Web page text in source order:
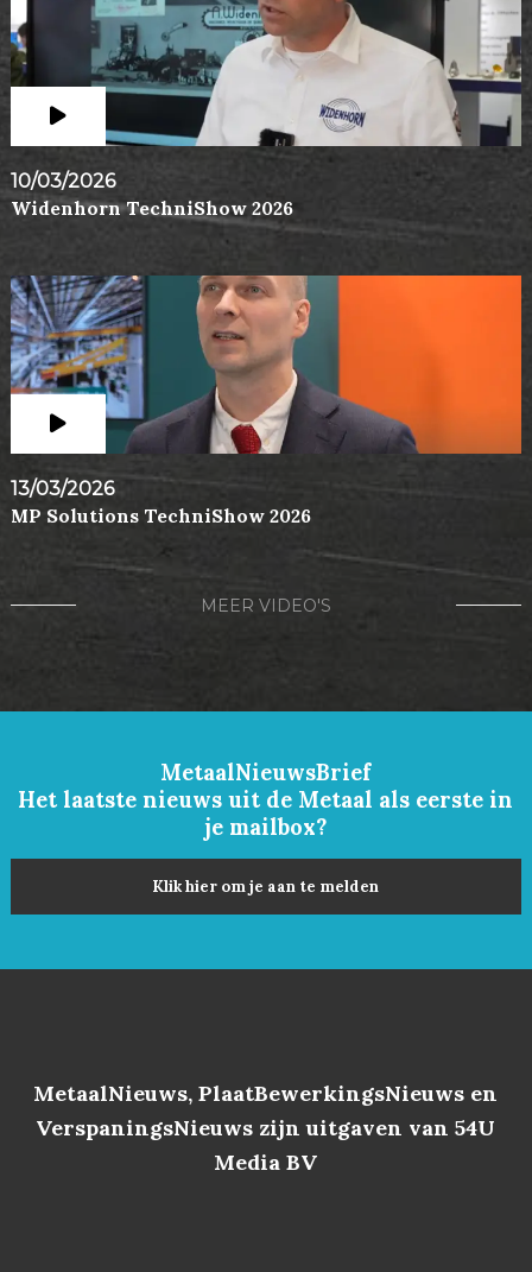
10/03/2026
Widenhorn TechniShow 2026
13/03/2026
MP Solutions TechniShow 2026
MEER VIDEO'S
MetaalNieuwsBrief
Het laatste nieuws uit de Metaal als eerste in
je mailbox?
Klik hier om je aan te melden
MetaalNieuws, PlaatBewerkingsNieuws en
VerspaningsNieuws zijn uitgaven van 54U
Media BV